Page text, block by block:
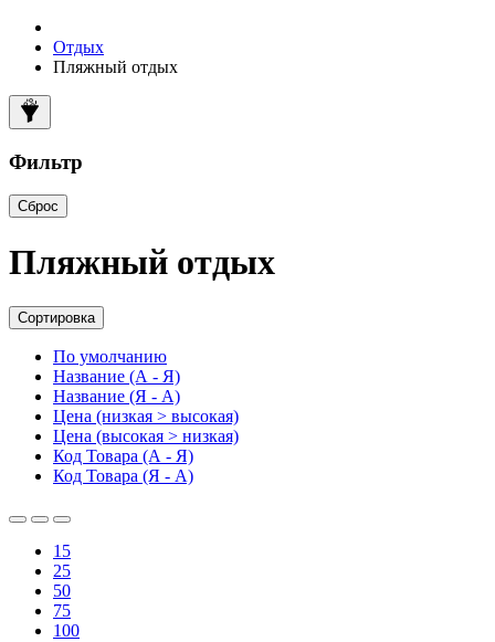
Отдых
Пляжный отдых
Фильтр
Сброс
Пляжный отдых
Сортировка
По умолчанию
Название (А - Я)
Название (Я - А)
Цена (низкая > высокая)
Цена (высокая > низкая)
Код Товара (А - Я)
Код Товара (Я - А)
15
25
50
75
100